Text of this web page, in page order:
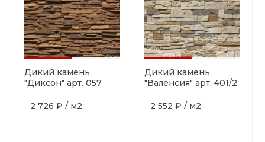
Дикий камень
"Диксон" арт. 057
2 726 ₽ / м2
Дикий камень
"Валенсия" арт. 401/2
2 552 ₽ / м2